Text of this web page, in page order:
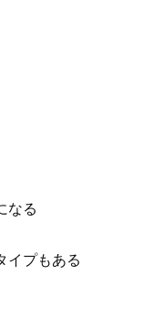
なる
イプもある